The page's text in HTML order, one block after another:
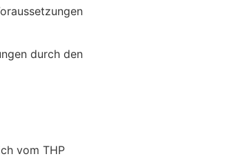
durch den
vom THP